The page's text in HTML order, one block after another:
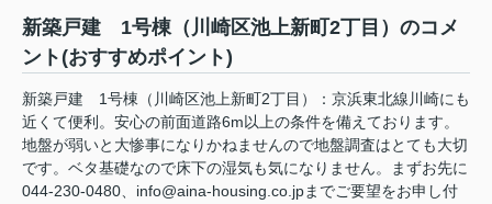
新築戸建 1号棟（川崎区池上新町2丁目）のコメ
ント(おすすめポイント)
新築戸建 1号棟（川崎区池上新町2丁目）：京浜東北線川崎にも
近くて便利。安心の前面道路6m以上の条件を備えております。
地盤が弱いと大惨事になりかねませんので地盤調査はとても大切
です。ベタ基礎なので床下の湿気も気になりません。まずお先に
044-230-0480、info@aina-housing.co.jpまでご要望をお申し付